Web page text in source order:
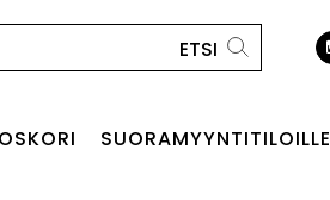
SUORAMYYNTITILOILLE